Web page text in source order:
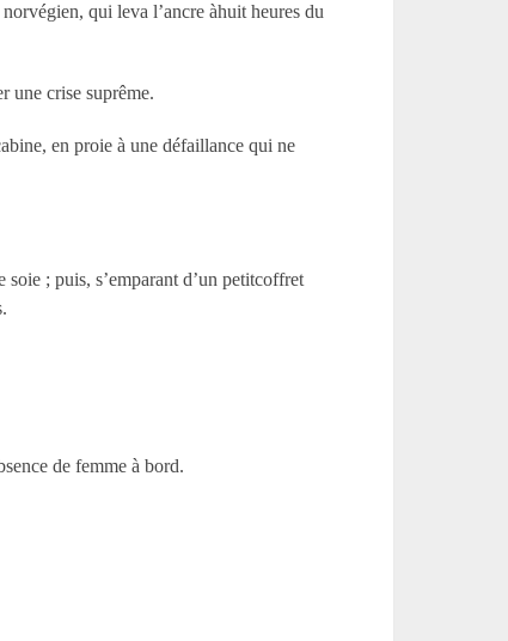
qui leva l’ancre àhuit heures du
une crise suprême.
en proie à une défaillance qui ne
; puis, s’emparant d’un petitcoffret
de femme à bord.